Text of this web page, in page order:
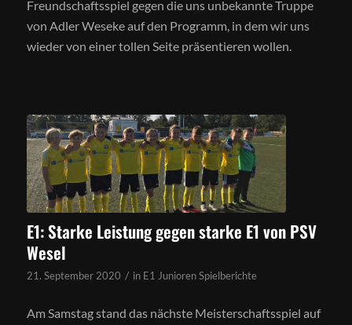
Freundschaftsspiel gegen die uns unbekannte Truppe
von Adler Weseke auf den Programm, in dem wir uns
wieder von einer tollen Seite präsentieren wollen.
E1: Starke Leistung gegen starke E1 von PSV
Wesel
21. September 2020 / in E1 Junioren Spielberichte
Am Samstag stand das nächste Meisterschaftsspiel auf